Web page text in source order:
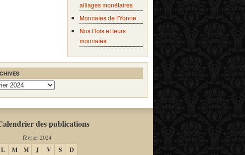
alliages monétaires
Monnaies de l'Yonne
Nos Rois et leurs
monnaies
des publications
février 2024
L M M J V S D